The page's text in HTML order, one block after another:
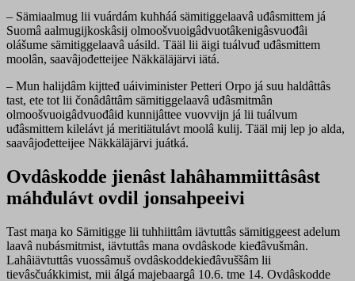
– Sämiaalmug lii vuárdám kuhháá sämitiggelaavâ uđâsmittem já
Suomâ aalmugijkoskâsij olmoošvuoigâdvuotâkenigâsvuođâi
olášume sämitiggelaavâ uásild. Tääl lii äigi tuálvuđ uđâsmittem
moolân, saavâjođetteijee Näkkäläjärvi iätá.
– Mun halijdâm kijtteđ uáiviminister Petteri Orpo já suu haldâttâs
tast, ete tot lii čonâdâttâm sämitiggelaavâ uđâsmitmân
olmoošvuoigâdvuođâid kunnijâttee vuovvijn já lii tuálvum
uđâsmittem kilelávt já meritiätulávt moolâ kulij. Tääl mij lep jo alda,
saavâjođetteijee Näkkäläjärvi juátká.
Ovdâskodde jienâst lahâhammiittâsâst
máhđulávt ovdil jonsahpeeivi
Tast maŋa ko Sämitigge lii tuhhiittâm iävtuttâs sämitiggeest adelum
laavâ nubásmitmist, iävtuttâs mana ovdâskode kieđâvušmân.
Lahâiävtuttâs vuossâmuš ovdâskoddekieđâvuššâm lii
tievâsčuákkimist, mii álgá majebaargâ 10.6. tme 14. Ovdâskodde